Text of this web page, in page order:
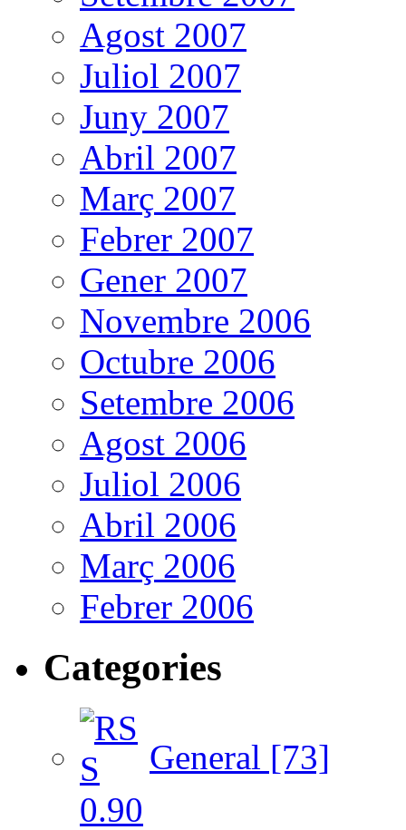
Agost 2007
Juliol 2007
Juny 2007
Abril 2007
Març 2007
Febrer 2007
Gener 2007
Novembre 2006
Octubre 2006
Setembre 2006
Agost 2006
Juliol 2006
Abril 2006
Març 2006
Febrer 2006
Categories
General [73]